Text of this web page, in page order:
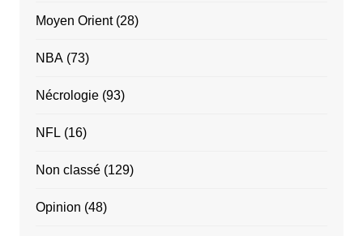
Moyen Orient(28)
NBA(73)
Nécrologie(93)
NFL (16)
Non classé(129)
Opinion (48)